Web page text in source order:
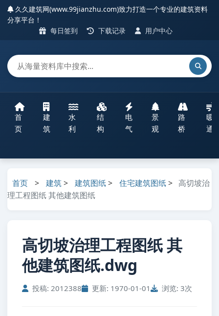
久久建筑网(www.99jianzhu.com)致力打造一个专业的建筑资料
分享平台！
每日签到
下载记录 用户中心
首
页
建
筑
水
利
结
构
电
气
景
观
路
桥
暖
通
首页 > 建筑> 建筑图纸> 住宅建筑图纸> 高切坡治
理工程图纸 其他建筑图纸
高切坡治理工程图纸 其
他建筑图纸.dwg
投稿: 2012388 更新: 1970-01-01 浏览: 3次